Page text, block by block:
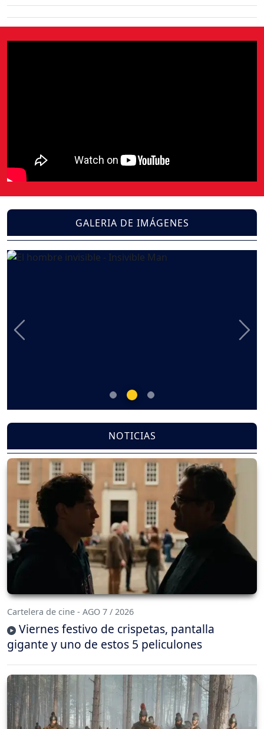
GALERIA DE IMÁGENES
Previous Next
NOTICIAS
Cartelera de cine - AGO 7 / 2026
Viernes festivo de crispetas, pantalla
gigante y uno de estos 5 peliculones